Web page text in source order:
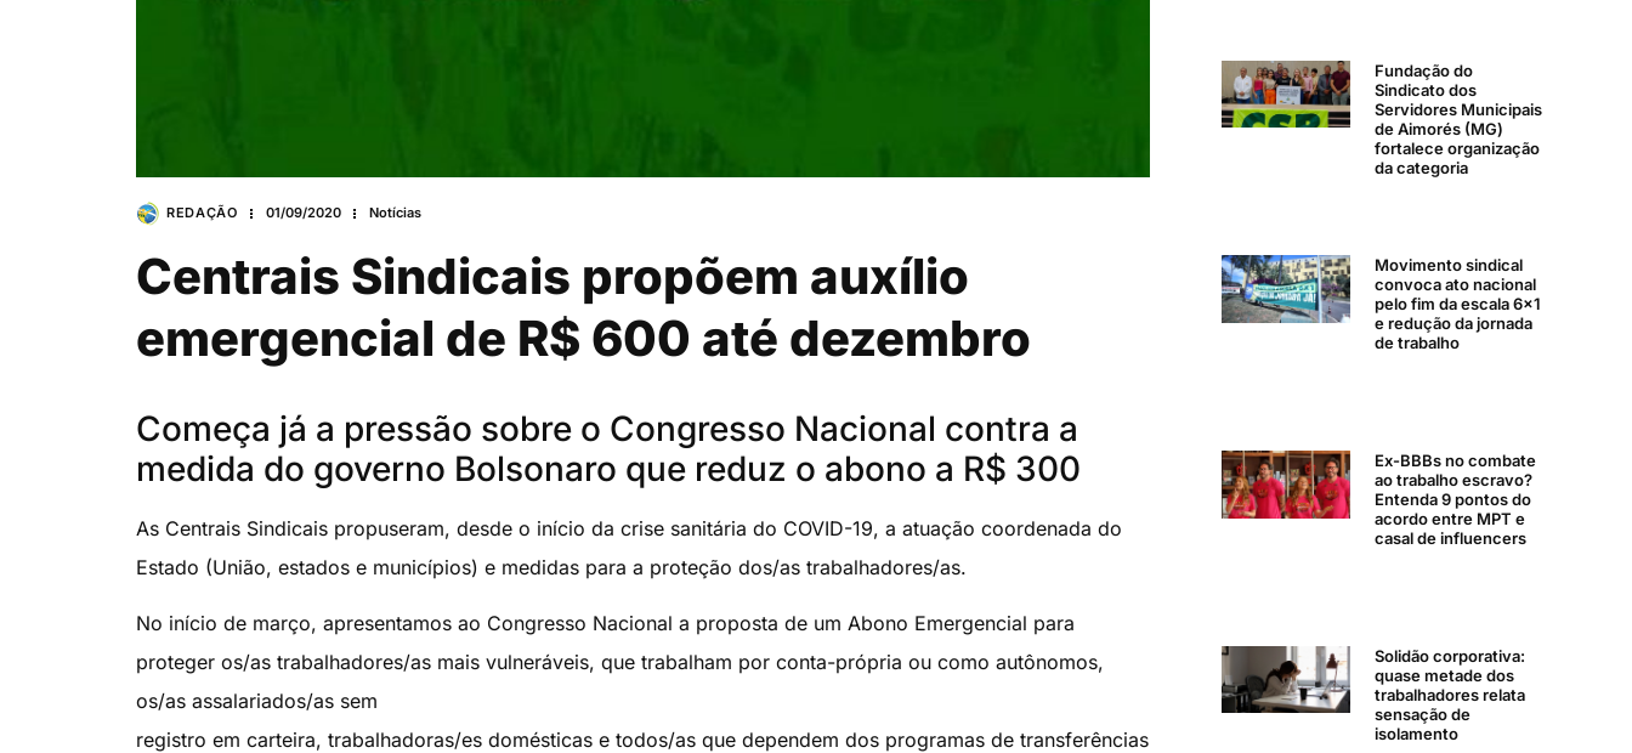
REDAÇÃO 01/09/2020 Notícias
Centrais Sindicais propõem auxílio
emergencial de R$ 600 até dezembro
Começa já a pressão sobre o Congresso Nacional contra a
medida do governo Bolsonaro que reduz o abono a R$ 300
As Centrais Sindicais propuseram, desde o início da crise sanitária do COVID-19, a atuação coordenada do
Estado (União, estados e municípios) e medidas para a proteção dos/as trabalhadores/as.
No início de março, apresentamos ao Congresso Nacional a proposta de um Abono Emergencial para
proteger os/as trabalhadores/as mais vulneráveis, que trabalham por conta-própria ou como autônomos,
os/as assalariados/as sem
registro em carteira, trabalhadoras/es domésticas e todos/as que dependem dos programas de transferências
Fundação do
Sindicato dos
Servidores Municipais
de Aimorés (MG)
fortalece organização
da categoria
Movimento sindical
convoca ato nacional
pelo fim da escala 6×1
e redução da jornada
de trabalho
Ex-BBBs no combate
ao trabalho escravo?
Entenda 9 pontos do
acordo entre MPT e
casal de influencers
Solidão corporativa:
quase metade dos
trabalhadores relata
sensação de
isolamento